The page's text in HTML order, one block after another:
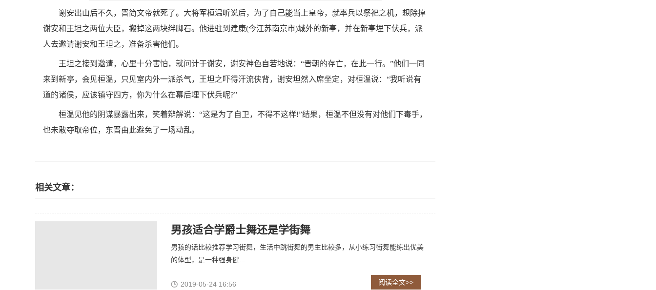
谢安出山后不久，晋简文帝就死了。大将军桓温听说后，为了自己能当上皇帝，就率兵以祭祀之机，想除掉
谢安和王坦之两位大臣，搬掉这两块绊脚石。他进驻到建康(今江苏南京市)城外的新亭，并在新亭埋下伏兵，派
人去邀请谢安和王坦之，准备杀害他们。
王坦之接到邀请，心里十分害怕，就问计于谢安，谢安神色自若地说：“晋朝的存亡，在此一行。”他们一同
来到新亭，会见桓温，只见室内外一派杀气，王坦之吓得汗流侠背，谢安坦然入席坐定，对桓温说：“我听说有
道的诸侯，应该镇守四方，你为什么在幕后埋下伏兵呢?”
桓温见他的阴谋暴露出来，笑着辩解说：“这是为了自卫，不得不这样!”结果，桓温不但没有对他们下毒手，
也未敢夺取帝位，东晋由此避免了一场动乱。
相关文章：
男孩适合学爵士舞还是学街舞
男孩的话比较推荐学习街舞，生活中跳街舞的男生比较多，从小练习街舞能练出优美
的体型，是一种强身健...
2019-05-24 16:56 阅读全文>>